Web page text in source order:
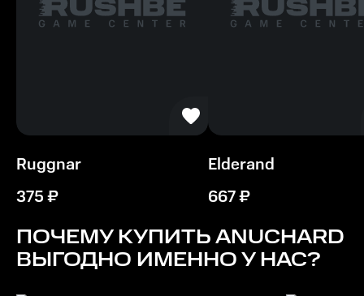
Ruggnar
375₽
Elderand
667₽
ПОЧЕМУ КУПИТЬANUCHARD
ВЫГОДНО ИМЕННО У НАС?